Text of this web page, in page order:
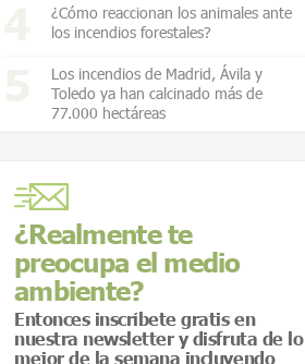
¿Cómo reaccionan los animales ante
los incendios forestales?
Los incendios de Madrid, Ávila y
Toledo ya han calcinado más de
77.000 hectáreas
¿Realmente te
preocupa el medio
ambiente?
Entonces inscríbete gratis en
nuestra newsletter y disfruta de lo
mejor de la semana incluyendo